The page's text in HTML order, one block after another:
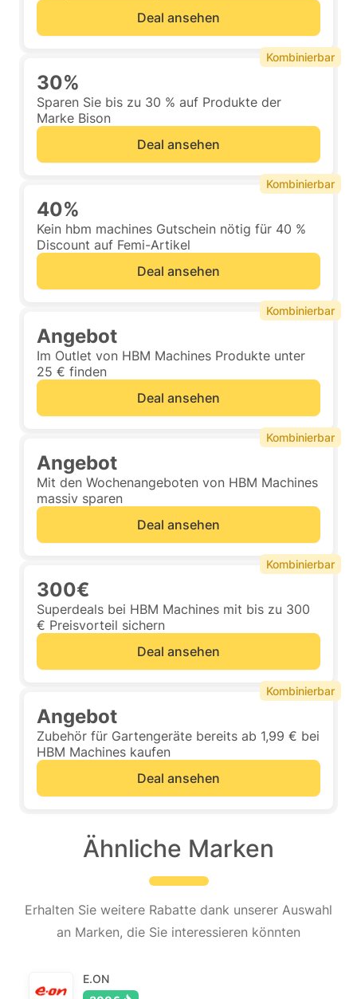
Deal ansehen
30%
Sparen Sie bis zu 30 % auf Produkte der
Marke Bison
Deal ansehen
Kombinierbar
40%
Kein hbm machines Gutschein nötig für 40 %
Discount auf Femi-Artikel
Deal ansehen
Kombinierbar
Angebot
Im Outlet von HBM Machines Produkte unter
25 € finden
Deal ansehen
Kombinierbar
Angebot
Mit den Wochenangeboten von HBM Machines
massiv sparen
Deal ansehen
Kombinierbar
300€
Superdeals bei HBM Machines mit bis zu 300
€ Preisvorteil sichern
Deal ansehen
Kombinierbar
Angebot
Zubehör für Gartengeräte bereits ab 1,99 € bei
HBM Machines kaufen
Deal ansehen
Kombinierbar
Ähnliche Marken
Erhalten Sie weitere Rabatte dank unserer Auswahl
an Marken, die Sie interessieren könnten
E.ON